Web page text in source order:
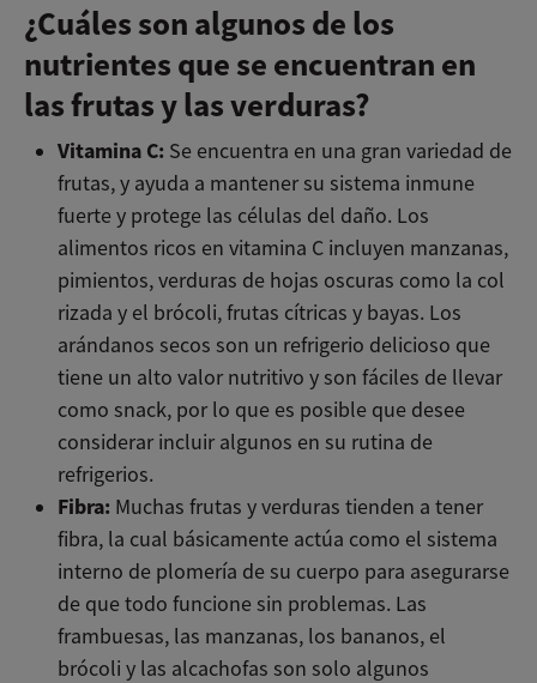
¿Cuáles son algunos de los
nutrientes que se encuentran en
las frutas y las verduras?
Vitamina C: Se encuentra en una gran variedad de
frutas, y ayuda a mantener su sistema inmune
fuerte y protege las células del daño. Los
alimentos ricos en vitamina C incluyen manzanas,
pimientos, verduras de hojas oscuras como la col
rizada y el brócoli, frutas cítricas y bayas. Los
arándanos secos son un refrigerio delicioso que
tiene un alto valor nutritivo y son fáciles de llevar
como snack, por lo que es posible que desee
considerar incluir algunos en su rutina de
refrigerios.
Fibra: Muchas frutas y verduras tienden a tener
fibra, la cual básicamente actúa como el sistema
interno de plomería de su cuerpo para asegurarse
de que todo funcione sin problemas. Las
frambuesas, las manzanas, los bananos, el
brócoli y las alcachofas son solo algunos